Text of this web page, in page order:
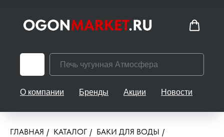
О компании Бренды Акции Новости
ГЛАВНАЯ / КАТАЛОГ / БАКИ ДЛЯ ВОДЫ /